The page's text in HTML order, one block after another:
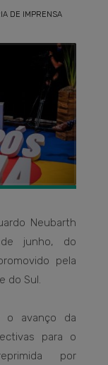
DE IMPRENSA
Neubarth
junho, do
pela
do Sul.
o avanço da
para o
por